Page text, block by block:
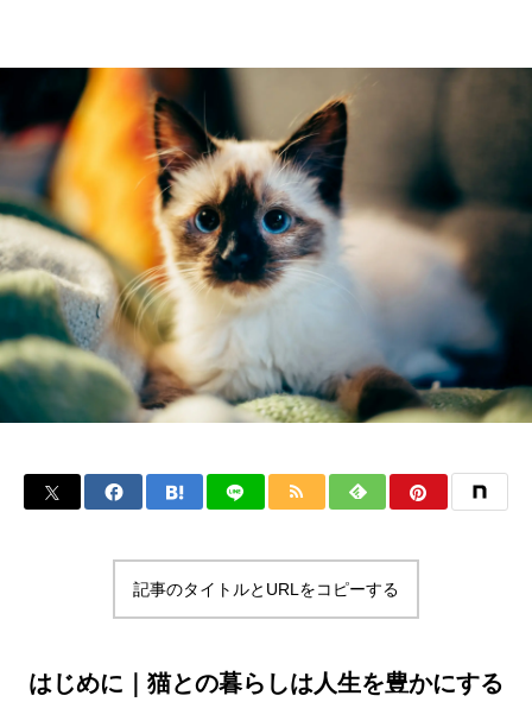
記事のタイトルとURLをコピーする
はじめに｜猫との暮らしは人生を豊かにする